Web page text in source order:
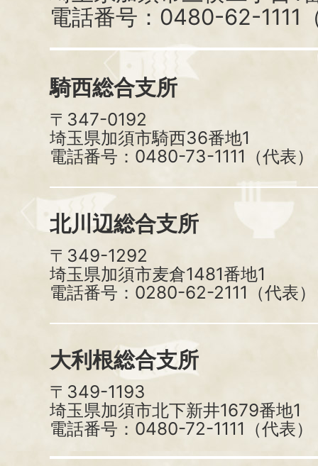
電話番号：0480-62-1111
騎西総合支所
〒347-0192
埼玉県加須市騎西36番地1
電話番号：0480-73-1111（代表）
北川辺総合支所
〒349-1292
埼玉県加須市麦倉1481番地1
電話番号：0280-62-2111（代表）
大利根総合支所
〒349-1193
埼玉県加須市北下新井1679番地1
電話番号：0480-72-1111（代表）